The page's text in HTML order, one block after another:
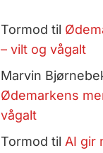
Tormod til
– vilt og vågalt
Marvin
Ødemarkens
vågalt
Tormod til AI gir